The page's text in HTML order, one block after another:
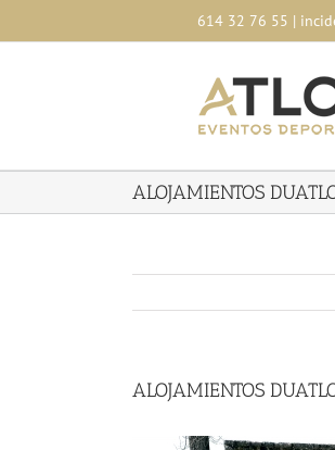
614 32 76 55 |
ALOJAMIENTOS
ALOJAMIENTOS